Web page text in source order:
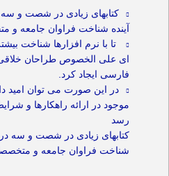
کتابهای زیادی در شصت و
آینده شناخت فراوان جامعه و
تا با نرم افزارها شناخت
ای علی الخصوص طراحان
فارسی ایجاد کرد.
در این صورت می توان امید
موجود در ارائه راهکارها و
رسد
کتابهای زیادی در شصت و سه
شناخت فراوان جامعه و